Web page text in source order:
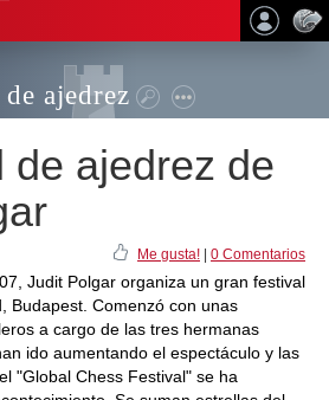
ajedrez
de ajedrez de
Me gusta! 0 Comentarios
Judit Polgar organiza un gran festival
Budapest. Comenzó con unas
a cargo de las tres hermanas
ido aumentando el espectáculo y las
"Global Chess Festival" se ha